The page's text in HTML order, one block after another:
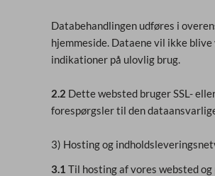
Databehandlingen udføres i
hjemmeside. Dataene vil ikke
indikationer på ulovlig brug.
2.2 Dette websted bruger SSL-
forespørgsler til den
3) Hosting og
3.1 Til hosting af vores websted